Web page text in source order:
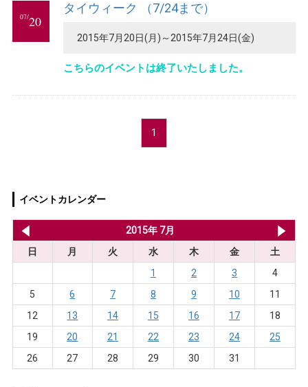
07/20
タイウィーク （7/24まで）
2015年7月20日(月)～2015年7月24日(金)
こちらのイベントは終了いたしました。
1
イベントカレンダー
2015年 7月
日
月 火 水 木 金
土
1
2 3
4
5
6 7 8 9 10
11
12
13 14 15 16 17
18
19
20 21 22 23 24
25
26
27 28 29 30 31